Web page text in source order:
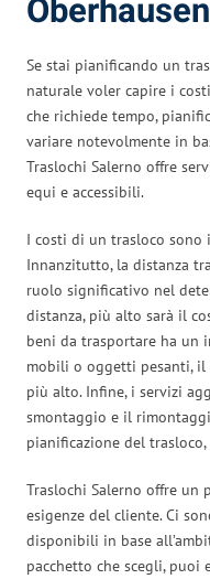
Oberhausen
Se stai pianificando un
naturale voler capire i
che richiede tempo,
variare notevolmente in
Traslochi Salerno offre
equi e accessibili.
I costi di un trasloco
Innanzitutto, la distanza
ruolo significativo nel
distanza, più alto sarà il
beni da trasportare ha un
mobili o oggetti pesanti, il
più alto. Infine, i servizi
smontaggio e il
pianificazione del
Traslochi Salerno offre un
esigenze del cliente. Ci
disponibili in base
pacchetto che scegli, puoi